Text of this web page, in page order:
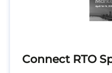
Connect RTO